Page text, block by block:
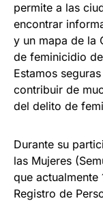
permite a las
encontrar
y un mapa de la
de feminicidio
Estamos
contribuir de
del delito de
Durante su
las Mujeres
que actualmente
Registro de